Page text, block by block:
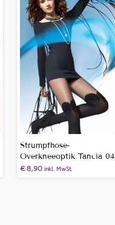
Strumpfhose-
Overkneeoptik Tancia 04
€8,90 inkl. MwSt.